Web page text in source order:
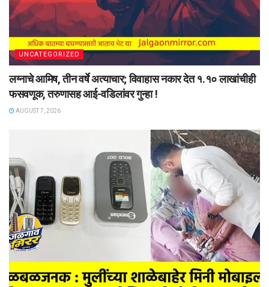
UNCATEGORIZED
लग्नाचे आमिष, तीन वर्षे अत्याचार; विवाहास नकार देत १.१० लाखांचीही
फसवणूक, तरुणासह आई-वडिलांवर गुन्हा !
AUGUST 7, 2026